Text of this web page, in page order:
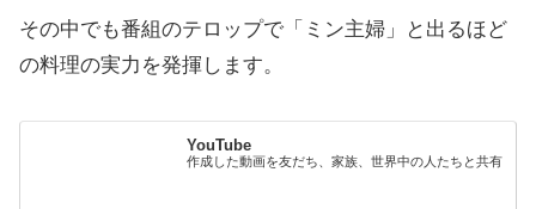
その中でも番組のテロップで「ミン主婦」と出るほど
の料理の実力を発揮します。
YouTube
作成した動画を友だち、家族、世界中の人たちと共有